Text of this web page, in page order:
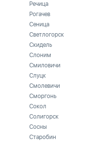
Речица
Рогачев
Сеница
Светлогорск
Скидель
Слоним
Смиловичи
Слуцк
Смолевичи
Сморгонь
Сокол
Солигорск
Сосны
Старобин